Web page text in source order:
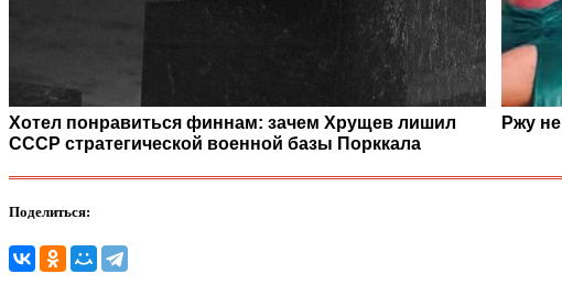
Хотел понравиться финнам: зачем Хрущев лишил
СССР стратегической военной базы Порккала
Ржу
Поделиться: